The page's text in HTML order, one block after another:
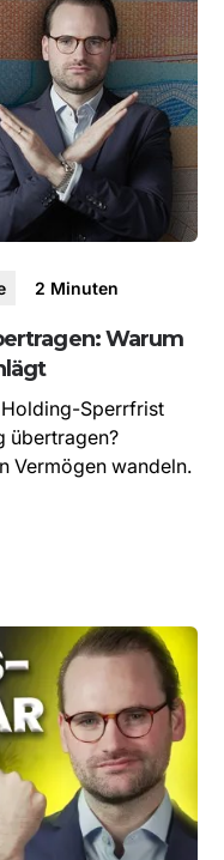
2 Minuten
Warum
Holding-Sperrfrist
übertragen?
Vermögen wandeln.